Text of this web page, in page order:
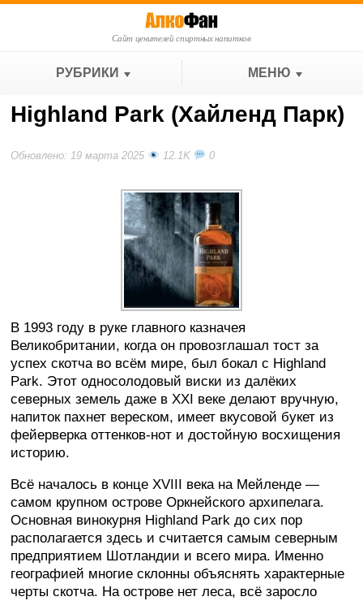
Сайт ценителей спиртных напитков
РУБРИКИ МЕНЮ
Highland Park (Хайленд Парк)
Обновлено: 19 марта 2025 12.1K 0
В 1993 году в руке главного казначея
Великобритании, когда он провозглашал тост за
успех скотча во всём мире, был бокал с Highland
Park. Этот односолодовый виски из далёких
северных земель даже в ХХI веке делают вручную,
напиток пахнет вереском, имеет вкусовой букет из
фейерверка оттенков-нот и достойную восхищения
историю.
Всё началось в конце ХVIII века на Мейленде —
самом крупном острове Оркнейского архипелага.
Основная винокурня Highland Park до сих пор
располагается здесь и считается самым северным
предприятием Шотландии и всего мира. Именно
географией многие склонны объяснять характерные
черты скотча. На острове нет леса, всё заросло